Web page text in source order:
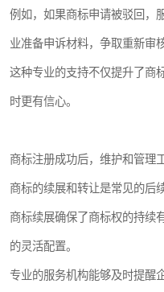
例如，如果商标申请被驳回，
业准备申诉材料，争取重新审核
这种专业的支持不仅提升了商
时更有信心。
商标注册成功后，维护和管理
商标的续展和转让是常见的后
商标续展确保了商标权的持续
的灵活配置。
专业的服务机构能够及时提醒